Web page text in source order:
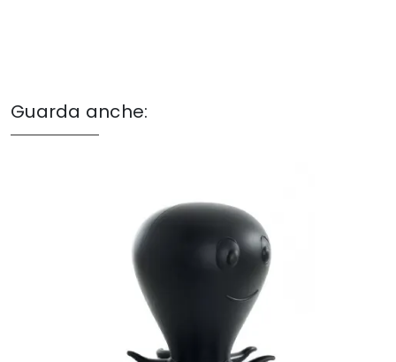
Guarda anche: